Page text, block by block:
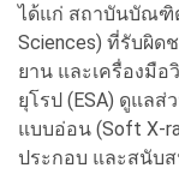
ได้แก่ สถาบันบัณฑิต
Sciences) ที่รับผิด
ยาน และเครื่องมื
ยุโรป (ESA) ดูแล
แบบอ่อน (Soft X-
ประกอบ และสนับ